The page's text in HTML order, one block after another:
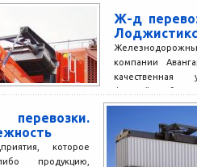
можно...
Ж-д
Лоджистикс
компании
качественная
фирмой с
рынке.
перевозки.
которое
продукцию,